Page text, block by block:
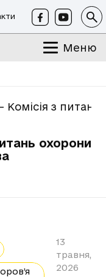
Меню
Комісія з
охорони
13
травня,
2026